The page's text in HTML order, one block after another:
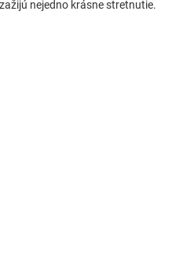
nejedno krásne stretnutie.